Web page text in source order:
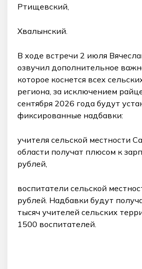
Ртищевский,
Хвалынский.
В ходе встречи 2 июля
озвучил дополнительное
которое коснется всех
региона, за исключением
сентября 2026 года будут
фиксированные надбавки:
учителя сельской местности
области получат плюсом к
рублей,
воспитатели сельской
рублей. Надбавки будут
тысяч учителей сельских
1500 воспитателей.